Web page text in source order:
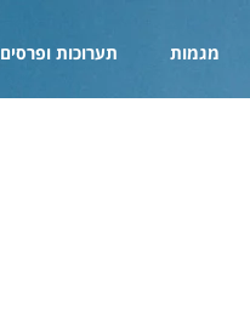
מגמות תערוכות ופרסים